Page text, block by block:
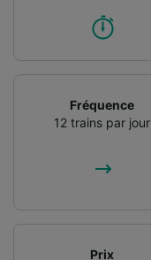
Fréquence
12 trains par jour
Prix